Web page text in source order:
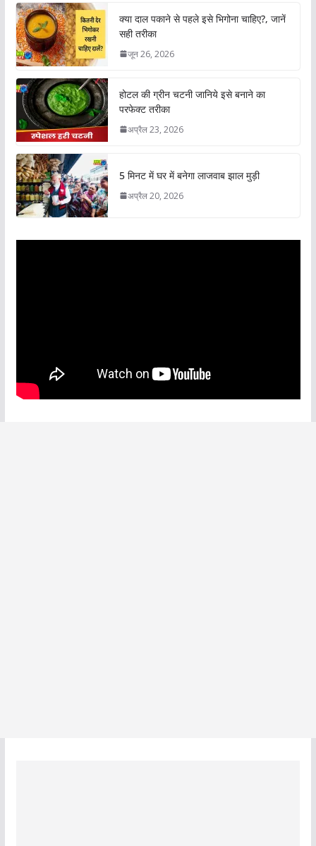
क्या दाल पकाने से पहले इसे भिगोना चाहिए?, जानें
सही तरीका
जून 26, 2026
होटल की ग्रीन चटनी जानिये इसे बनाने का
परफेक्ट तरीका
अप्रैल 23, 2026
5 मिनट में घर में बनेगा लाजवाब झाल मुड़ी
अप्रैल 20, 2026